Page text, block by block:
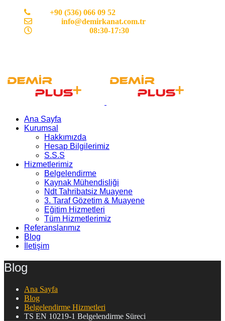
+90 (536) 066 09 52
info@demirkanat.com.tr
08:30-17:30
Ana Sayfa
Kurumsal
Hakkımızda
Hesap Bilgilerimiz
S.S.S
Hizmetlerimiz
Belgelendirme
Kaynak Mühendisliği
Ndt Tahribatsiz Muayene
3. Taraf Gözetim & Muayene
Eğitim Hizmetleri
Tüm Hizmetlerimiz
Referanslarımız
Blog
İletişim
Blog
Ana Sayfa
Blog
Belgelendirme Hizmetleri
TS EN 10219-1 Belgelendirme Süreci